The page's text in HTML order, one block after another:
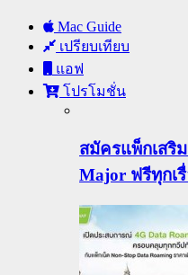
Mac Guide
เปรียบเทียบ
แอฟ
โปรโมชั่น
สมัครแพ็กเสริ
Major ฟรีทุกเ